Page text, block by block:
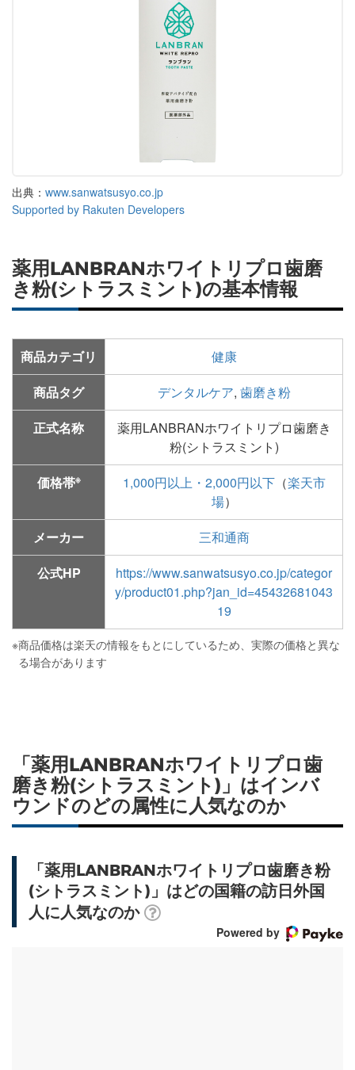
出典： www.sanwatsusyo.co.jp
Supported by Rakuten Developers
薬用LANBRANホワイトリプロ歯磨
き粉(シトラスミント)の基本情報
商品カテゴリ
健康
商品タグ
デンタルケア, 歯磨き粉
正式名称
薬用LANBRANホワイトリプロ歯磨き
粉(シトラスミント)
価格帯※ 1,000円以上・2,000円以下（楽天市
場）
メーカー
三和通商
公式HP
https://www.sanwatsusyo.co.jp/categor
y/product01.php?jan_id=45432681043
19
※商品価格は楽天の情報をもとにしているため、実際の価格と異な
る場合があります
「薬用LANBRANホワイトリプロ歯
磨き粉(シトラスミント)」はインバ
ウンドのどの属性に人気なのか
「薬用LANBRANホワイトリプロ歯磨き粉
(シトラスミント)」はどの国籍の訪日外国
人に人気なのか
Powered by